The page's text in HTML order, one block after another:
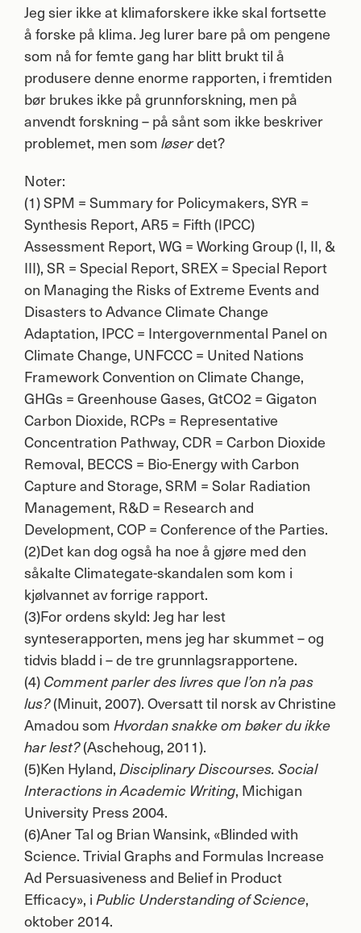
Jeg sier ikke at klimaforskere ikke skal fortsette
å forske på klima. Jeg lurer bare på om pengene
som nå for femte gang har blitt brukt til å
produsere denne enorme rapporten, i fremtiden
bør brukes ikke på grunnforskning, men på
anvendt forskning – på sånt som ikke beskriver
problemet, men som løserdet?
Noter:
(1)SPM = Summary for Policymakers,SYR =
Synthesis Report, AR5 = Fifth (IPCC)
Assessment Report, WG = Working Group (I, II, &
III), SR = Special Report,SREX= Special Report
on Managing the Risks of Extreme Events and
Disasters to Advance Climate Change
Adaptation, IPCC= Intergovernmental Panel on
Climate Change, UNFCCC= United Nations
Framework Convention on Climate Change,
GHGs = Greenhouse Gases, GtCO2 = Gigaton
Carbon Dioxide, RCPs = Representative
Concentration Pathway,CDR = Carbon Dioxide
Removal, BECCS = Bio-Energy with Carbon
Capture and Storage,SRM = Solar Radiation
Management, R&D = Research and
Development,COP= Conference of the Parties.
(2)Det kan dog også ha noe å gjøre med den
såkalte Climategate-skandalen som kom i
kjølvannet av forrige rapport.
(3)For ordens skyld: Jeg har lest
synteserapporten, mens jeg har skummet – og
tidvis bladd i – de tre grunnlagsrapportene.
(4) Comment parler des livres que l’on n’a pas
lus?(Minuit, 2007). Oversatt til norsk av Christine
Amadou som Hvordan snakke om bøker du ikke
har lest?(Aschehoug, 2011).
(5)Ken Hyland, Disciplinary Discourses. Social
Interactions in Academic Writing, Michigan
University Press 2004.
(6)Aner Tal og Brian Wansink, «Blinded with
Science. Trivial Graphs and Formulas Increase
Ad Persuasiveness and Belief in Product
Efficacy», i Public Understanding of Science,
oktober 2014.